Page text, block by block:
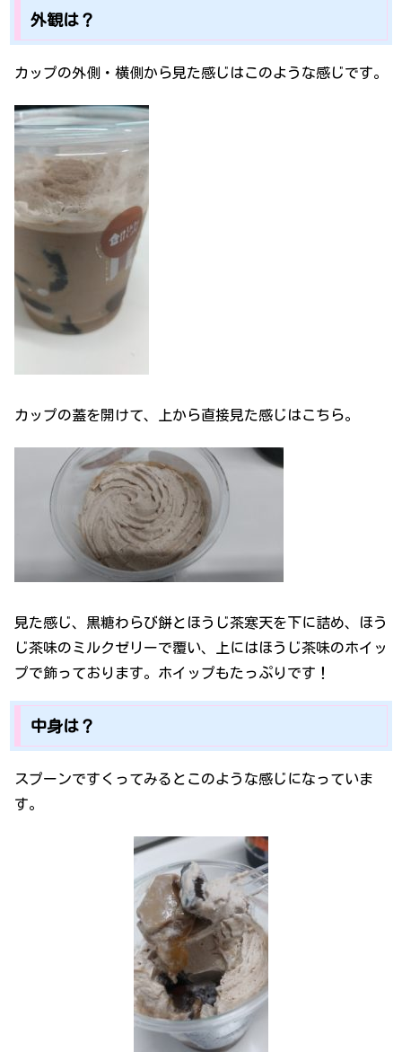
外観は？
カップの外側・横側から見た感じはこのような感じです。
カップの蓋を開けて、上から直接見た感じはこちら。
見た感じ、黒糖わらび餅とほうじ茶寒天を下に詰め、ほう
じ茶味のミルクゼリーで覆い、上にはほうじ茶味のホイッ
プで飾っております。ホイップもたっぷりです！
中身は？
スプーンですくってみるとこのような感じになっていま
す。